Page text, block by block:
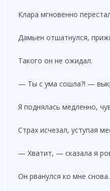
Клара мгновенно
Дамьен отшатнулся,
Такого он не ожидал.
— Ты с ума сошла?! —
Я поднялась медленно,
Страх исчезал, уступая
— Хватит, — сказала я
Он рванулся ко мне снова.